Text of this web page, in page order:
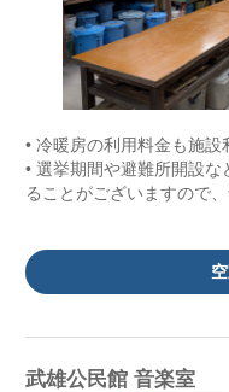
• 冷暖房の利用料金も施設
• 選挙期間や避難所開設
ることがございますので
武雄公民館 音楽室